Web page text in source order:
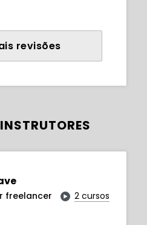
revisões
freelancer 2 cursos